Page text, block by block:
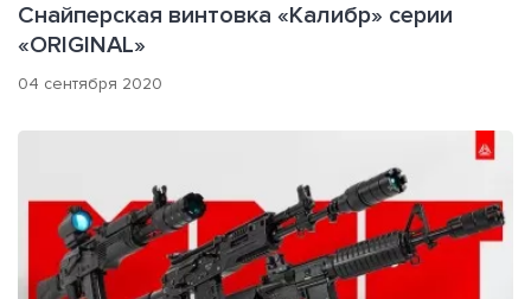
Снайперская винтовка «Калибр» серии
«ORIGINAL»
04 сентября 2020